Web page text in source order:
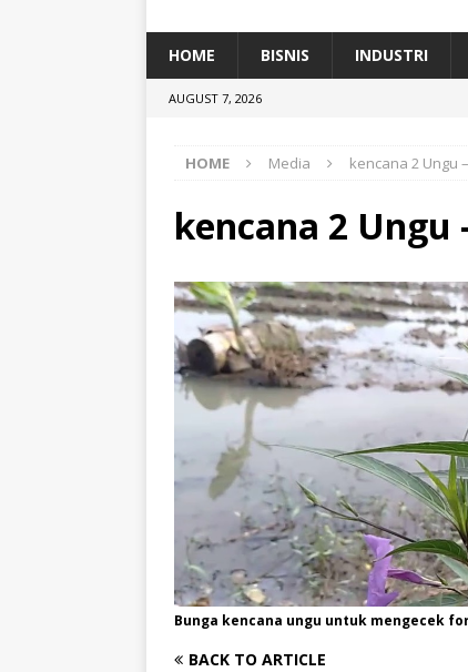
[ July 11, 2026 ] Dari Limbah ke
HOME BISNIS INDUSTRI
AUGUST 7, 2026
HOME Media kencana 2 Ungu –
kencana 2 Ungu
Bunga kencana ungu untuk mengecek
BACK TO ARTICLE